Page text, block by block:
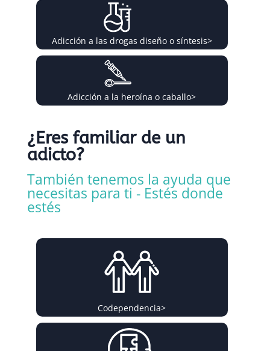
Adicción a las drogas diseño o síntesis>
Adicción a la heroína o caballo>
¿Eres familiar de un
adicto?
También tenemos la ayuda que
necesitas para ti - Estés donde
estés
Codependencia>